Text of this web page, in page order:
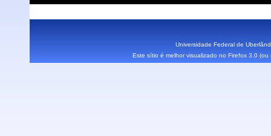
Universidade Federal de
Este sítio é melhor visualizado no Firefox 3.0